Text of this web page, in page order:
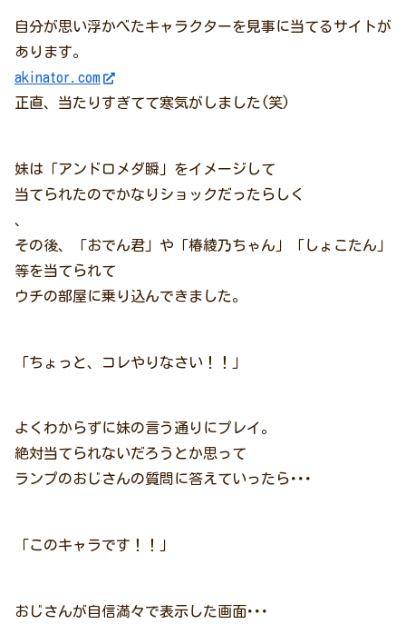
自分が思い浮かべたキャラクターを見事に当てるサイトが
あります。
akinator.com
正直、当たりすぎてて寒気がしました(笑)
妹は「アンドロメダ瞬」をイメージして
当てられたのでかなりショックだったらしく
、
その後、「おでん君」や「椿綾乃ちゃん」「しょこたん」
等を当てられて
ウチの部屋に乗り込んできました。
「ちょっと、コレやりなさい！！」
よくわからずに妹の言う通りにプレイ。
絶対当てられないだろうとか思って
ランプのおじさんの質問に答えていったら･･･
「このキャラです！！」
おじさんが自信満々で表示した画面･･･